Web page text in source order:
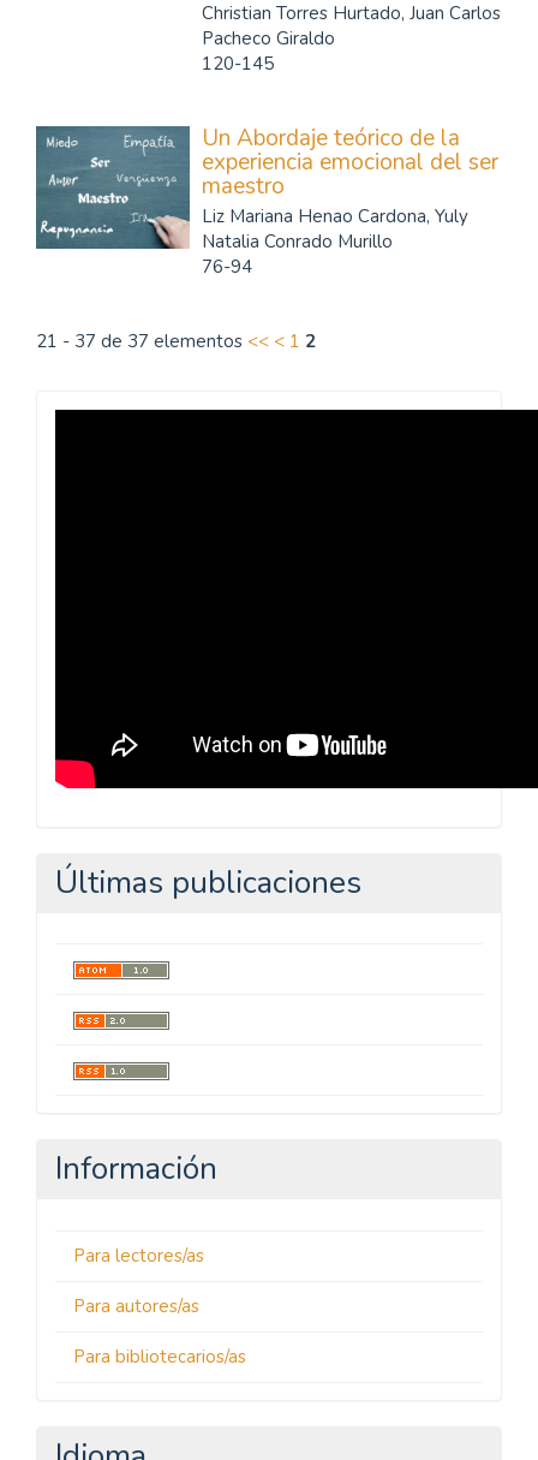
Christian Torres Hurtado, Juan Carlos
Pacheco Giraldo
120-145
Un Abordaje teórico de la
experiencia emocional del ser
maestro
Liz Mariana Henao Cardona, Yuly
Natalia Conrado Murillo
76-94
21 - 37 de 37 elementos << < 1 2
Revista
Últimas publicaciones
Información
Para lectores/as
Para autores/as
Para bibliotecarios/as